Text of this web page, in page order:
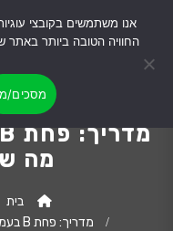
מה
בית
מדריך: פחת B בעמדת טעינה – כל מה שצריך לדעת
החוויה הטובה ביותר
מסכים/